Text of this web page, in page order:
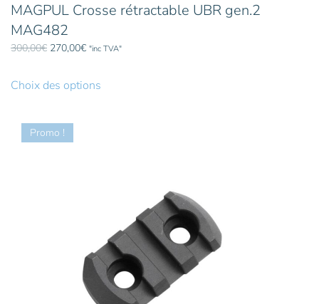
MAGPUL Crosse rétractable UBR gen.2
MAG482
300,00€ Le
était :
270,00€Le
est :
"inc TVA"
Choix des options
choisies
sur
la
page
du
Promo !